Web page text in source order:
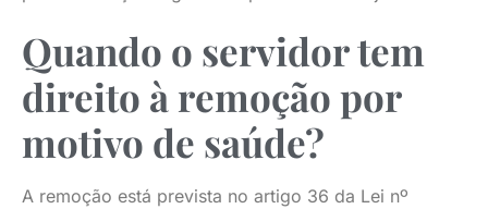
Quando o servidor tem
direito à remoção por
motivo de saúde?
A remoção está prevista no artigo 36 da Lei nº